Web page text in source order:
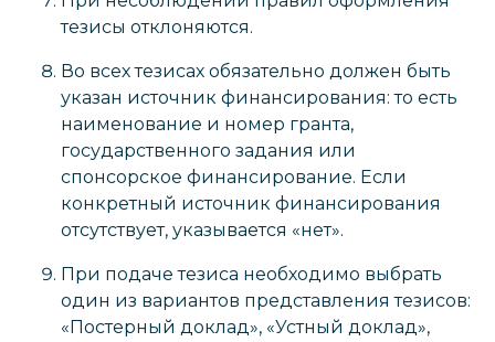
тезисы отклоняются.
Во всех тезисах обязательно должен быть
указан источник финансирования: то есть
наименование и номер гранта,
государственного задания или
спонсорское финансирование. Если
конкретный источник финансирования
отсутствует, указывается «нет».
При подаче тезиса необходимо выбрать
один из вариантов представления тезисов:
«Постерный доклад», «Устный доклад»,